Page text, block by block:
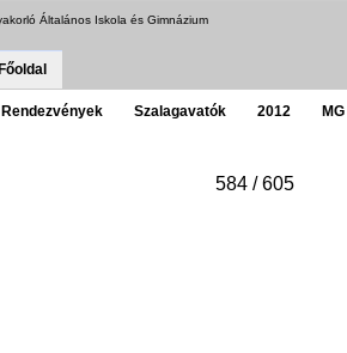
Általános Iskola és Gimnázium
Főoldal
Rendezvények Szalagavatók 2012
584 / 605